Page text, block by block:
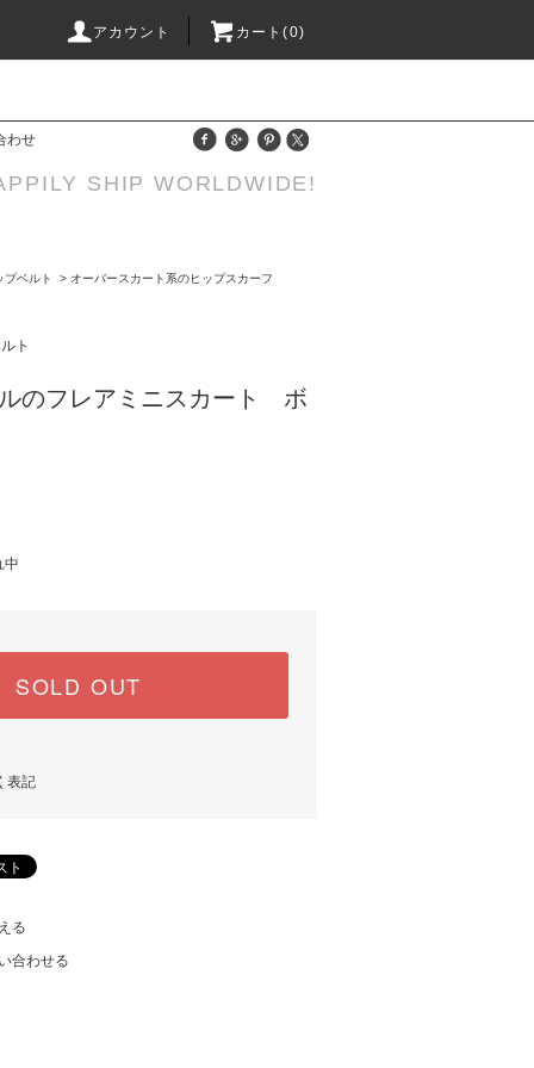
アカウント カート(0)
わせ
SHIP WORLDWIDE!
プベルト > オーバースカート系のヒップスカーフ
ト
のフレアミニスカート ボ
中
SOLD OUT
表記
る
合わせる